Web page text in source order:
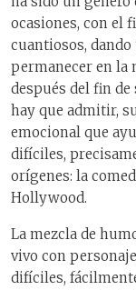
ocasiones, con el
cuantiosos,
permanecer en la
después del fin
hay que admitir,
emocional que
difíciles,
orígenes: la
Hollywood.
La mezcla de
vivo con
difíciles,